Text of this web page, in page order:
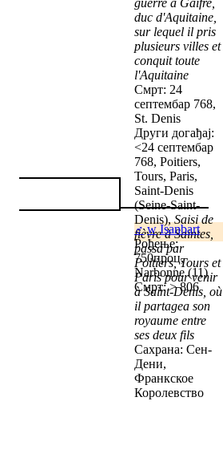
guerre à Gaifre,
duc d'Aquitaine,
sur lequel il pris
plusieurs villes et
conquit toute
l'Aquitaine
Смрт: 24
септембар 768,
St. Denis
Други догађај:
<24 септембар
768, Poitiers,
Tours, Paris,
Saint-Denis
(Seine-Saint-
Denis),Saisi de
fièvre à Saintes,
passa par
Poitiers, Tours et
Paris pour venir
à Saint-Denis, où
il partagea son
royaume entre
ses deux fils
Сахрана: Сен-
Дени,
Франкское
Королевство
♂ w Isanbart
Рођење:
750проц,
Narbonne (11)
Смрт: > 806